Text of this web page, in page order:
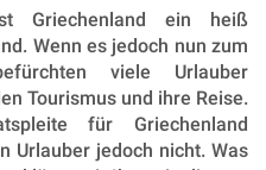
Griechenland ein heiß
Wenn es jedoch nun zum
viele Urlauber
Tourismus und ihre Reise.
für Griechenland
Urlauber jedoch nicht. Was